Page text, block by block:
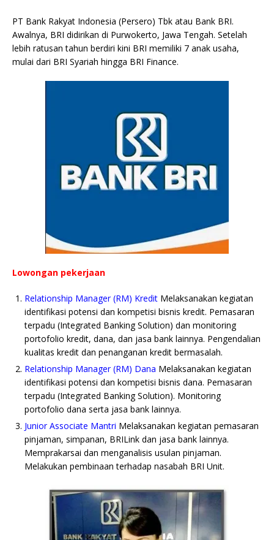
b
o
o
k
r A
p
p
n
k
o e n
g
e
PT Bank Rakyat Indonesia (Persero) Tbk atau Bank BRI.
Awalnya, BRI didirikan di Purwokerto, Jawa Tengah. Setelah
lebih ratusan tahun berdiri kini BRI memiliki 7 anak usaha,
mulai dari BRI Syariah hingga BRI Finance.
Lowongan pekerjaan
Relationship Manager (RM) Kredit Melaksanakan kegiatan
identifikasi potensi dan kompetisi bisnis kredit. Pemasaran
terpadu (Integrated Banking Solution) dan monitoring
portofolio kredit, dana, dan jasa bank lainnya. Pengendalian
kualitas kredit dan penanganan kredit bermasalah.
Relationship Manager (RM) Dana Melaksanakan kegiatan
identifikasi potensi dan kompetisi bisnis dana. Pemasaran
terpadu (Integrated Banking Solution). Monitoring
portofolio dana serta jasa bank lainnya.
Junior Associate Mantri Melaksanakan kegiatan pemasaran
pinjaman, simpanan, BRILink dan jasa bank lainnya.
Memprakarsai dan menganalisis usulan pinjaman.
Melakukan pembinaan terhadap nasabah BRI Unit.